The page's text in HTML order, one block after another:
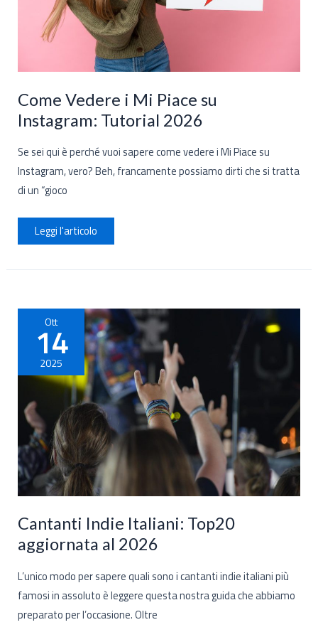
Come Vedere i Mi Piace su
Instagram: Tutorial 2026
Se sei qui è perché vuoi sapere come vedere i Mi Piace su
Instagram, vero? Beh, francamente possiamo dirti che si tratta
di un “gioco
Come
Vedere
i
Piace
2026
Leggi l'articolo
Ott
14
2025
Cantanti Indie Italiani: Top20
aggiornata al 2026
L’unico modo per sapere quali sono i cantanti indie italiani più
famosi in assoluto è leggere questa nostra guida che abbiamo
preparato per l’occasione. Oltre